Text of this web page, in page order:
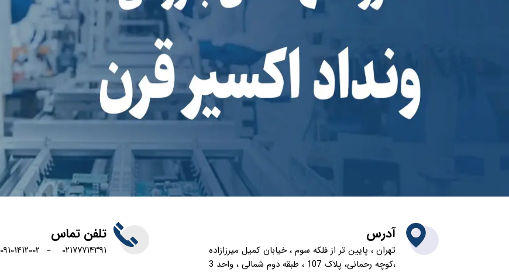
​آدرس
​​تهران ، پایین تر از فلکه سوم ، خیابان کمیل میرزازاده
،کوچه رحمانی، پلاک 107 ، طبقه دوم شمالی ، واحد 3 ​​​​​​​
02177714391​​​​​​​
تلفن تماس
09101412002 -